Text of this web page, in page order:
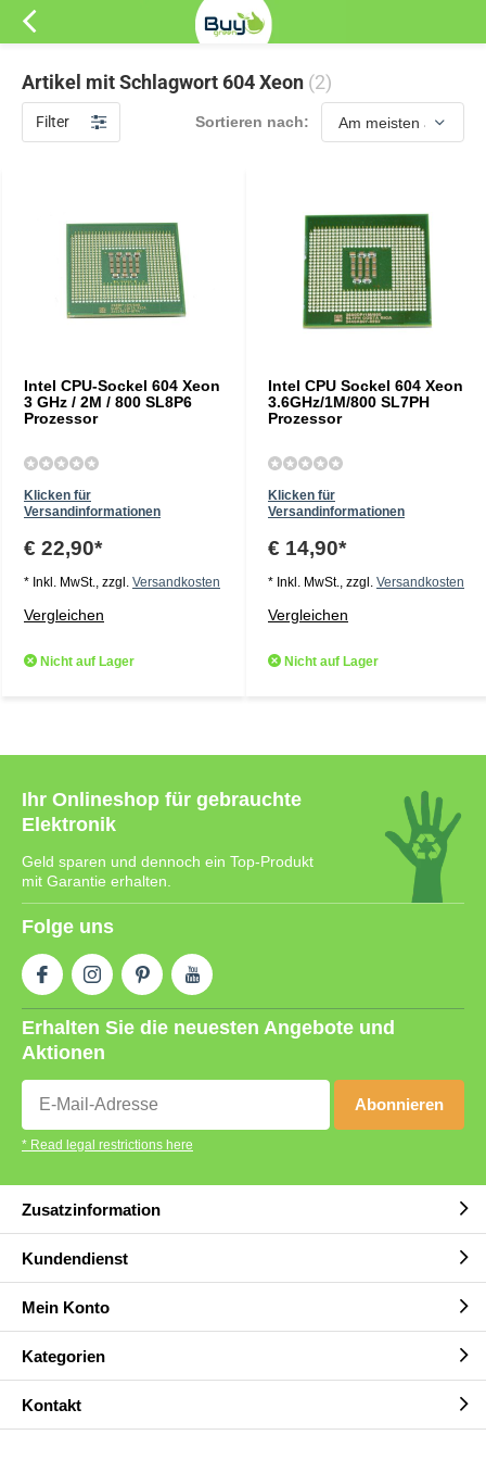
Artikel mit Schlagwort 604 Xeon (2)
Filter Sortieren nach:
Intel CPU-Sockel 604 Xeon
3 GHz / 2M / 800 SL8P6
Prozessor
Klicken für
Versandinformationen
€ 22,90*
* Inkl. MwSt., zzgl. Versandkosten
Vergleichen
Nicht auf Lager
Intel CPU Sockel 604 Xeon
3.6GHz/1M/800 SL7PH
Prozessor
Klicken für
Versandinformationen
€ 14,90*
* Inkl. MwSt., zzgl. Versandkosten
Vergleichen
Nicht auf Lager
Ihr Onlineshop für gebrauchte
Elektronik
Geld sparen und dennoch ein Top-Produkt
mit Garantie erhalten.
Folge uns
Erhalten Sie die neuesten Angebote und
Aktionen
Abonnieren
* Read legal restrictions here
Zusatzinformation
Kundendienst
Mein Konto
Kategorien
Kontakt